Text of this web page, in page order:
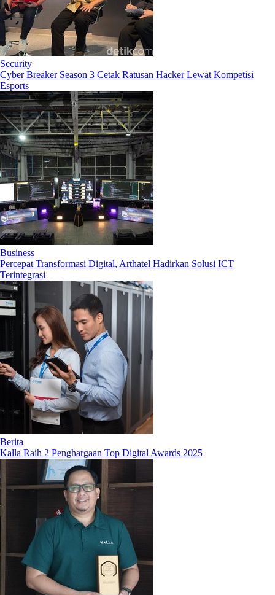
Security
Cyber Breaker Season 3 Cetak Ratusan Hacker Lewat Kompetisi
Esports
Business
Percepat Transformasi Digital, Arthatel Hadirkan Solusi ICT
Terintegrasi
Berita
Kalla Raih 2 Penghargaan Top Digital Awards 2025